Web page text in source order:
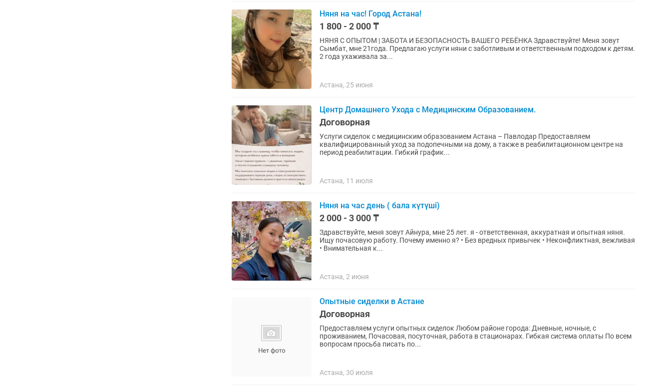
Няня на час! Город Астана!
1 800 - 2 000 ₸
НЯНЯ С ОПЫТОМ | ЗАБОТА И БЕЗОПАСНОСТЬ ВАШЕГО РЕБЁНКА Здравствуйте! Меня зовут
Сымбат, мне 21года. Предлагаю услуги няни с заботливым и ответственным подходом к детям.
2 года ухаживала за...
Астана, 25 июня
Центр Домашнего Ухода с Медицинским Образованием.
Договорная
Услуги сиделок с медицинским образованием Астана – Павлодар Предоставляем
квалифицированный уход за подопечными на дому, а также в реабилитационном центре на
период реабилитации. Гибкий график...
Астана, 11 июля
Няня на час день ( бала күтүші)
2 000 - 3 000 ₸
Здравствуйте, меня зовут Айнура, мне 25 лет. я - ответственная, аккуратная и опытная няня.
Ищу почасовую работу. Почему именно я? • Без вредных привычек • Неконфликтная, вежливая
• Внимательная к...
Астана, 2 июня
Опытные сиделки в Астане
Договорная
Предоставляем услуги опытных сиделок Любом районе города: Дневные, ночные, с
проживанием, Почасовая, посуточная, работа в стационарах. Гибкая система оплаты По всем
вопросам просьба писать по...
Астана, 30 июля